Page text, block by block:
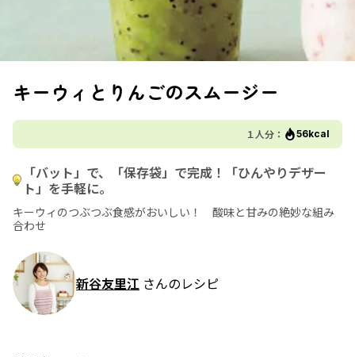
キーウィとりんごのスムージー
１人分： 56kcal
「バット」で、「保存袋」で完成！「ひんやりデザー
ト」を手軽に。
キーウィのつぶつぶ食感がおいしい！ 酸味と甘みの絶妙な組み
合わせ
新谷友里江 さんのレシピ